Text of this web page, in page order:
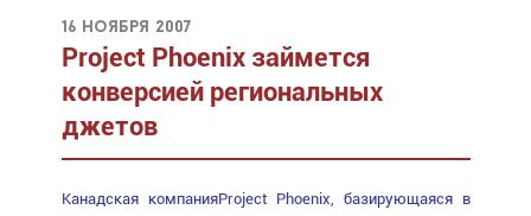
16 ноября 2007
Project Phoenix займется
конверсией региональных
джетов
Канадская компанияProject Phoenix, базирующаяся в